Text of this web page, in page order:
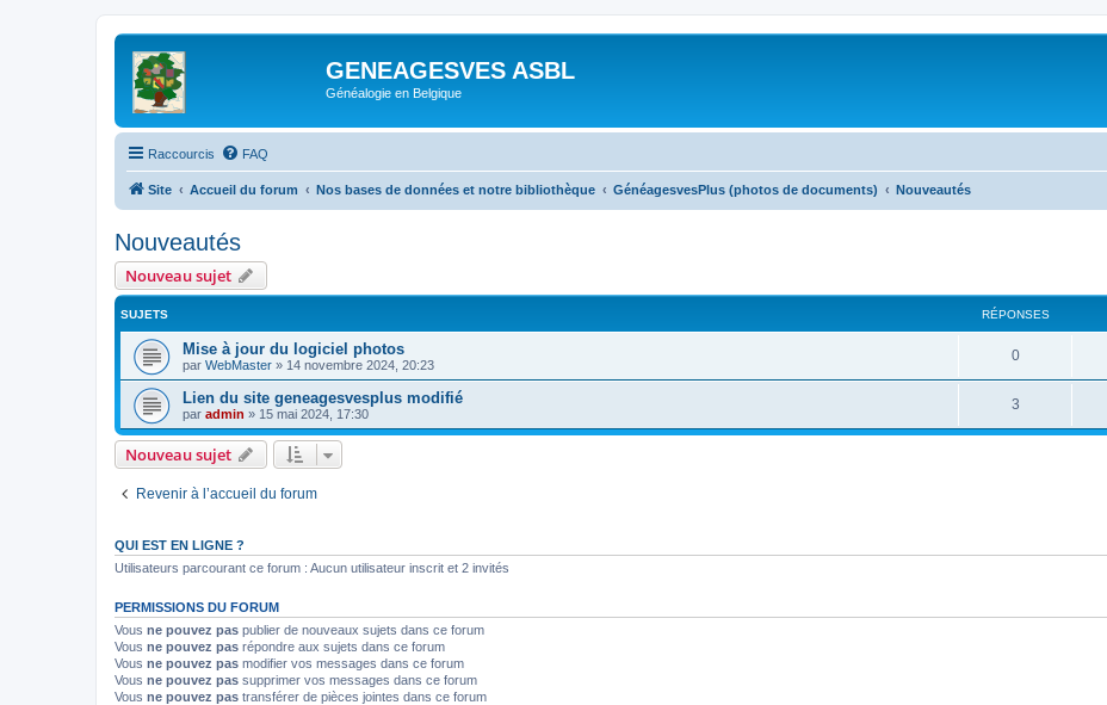
GENEAGESVES ASBL
Généalogie en Belgique
Raccourcis FAQ
Site Accueil du forum Nos bases de données et notre bibliothèque GénéagesvesPlus (photos de documents) Nouveautés
Nouveautés
Nouveau sujet
SUJETS RÉPONSES
Mise à jour du logiciel photos
par WebMaster » 14 novembre 2024, 20:23
0
Lien du site geneagesvesplus modifié
par admin » 15 mai 2024, 17:30
3
Nouveau sujet
Revenir à l’accueil du forum
QUI EST EN LIGNE ?
Utilisateurs parcourant ce forum : Aucun utilisateur inscrit et 2 invités
PERMISSIONS DU FORUM
Vous ne pouvez pas publier de nouveaux sujets dans ce forum
Vous ne pouvez pas répondre aux sujets dans ce forum
Vous ne pouvez pas modifier vos messages dans ce forum
Vous ne pouvez pas supprimer vos messages dans ce forum
Vous ne pouvez pas transférer de pièces jointes dans ce forum